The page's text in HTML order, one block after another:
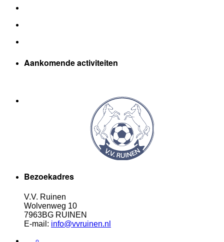
Aankomende activiteiten
Bezoekadres
V.V. Ruinen
Wolvenweg 10
7963BG RUINEN
E-mail: info@vvruinen.nl